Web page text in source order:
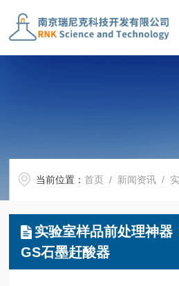
当前位置：首页 / 新闻资讯 / 实验
实验室样品前处理神器
GS石墨赶酸器